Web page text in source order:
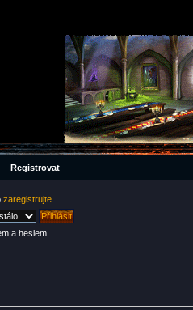
Registrovat
zaregistrujte
a heslem.